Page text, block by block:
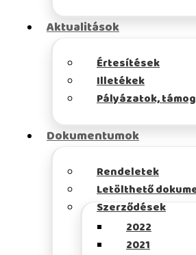
Aktualitások
Értesítések
Illetékek
Pályázatok,
Dokumentumok
Rendeletek
Letölthető
Szerződések
2022
2021